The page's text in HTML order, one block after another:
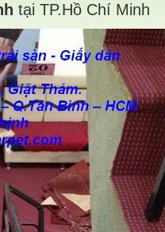
tại TP.Hồ Chí Minh